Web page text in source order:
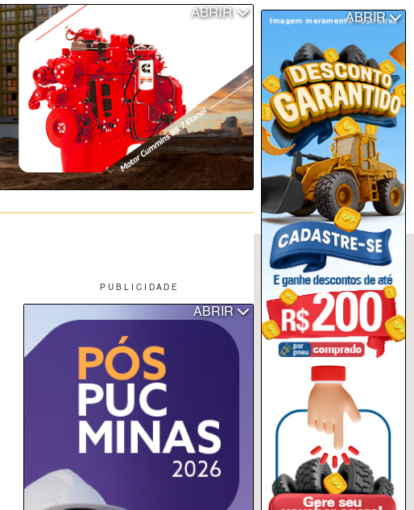
ABRIR
ABRIR
P U B L I C I D A D E
ABRIR